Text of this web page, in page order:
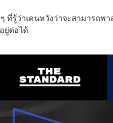
ที่รู้ว่าเคนหวังว่าจะสามารถ
ยู่ต่อได้